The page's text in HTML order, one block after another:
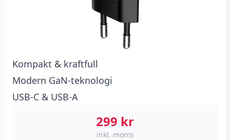
Kompakt & kraftfull
Modern GaN-teknologi
USB-C & USB-A
299 kr
inkl. moms